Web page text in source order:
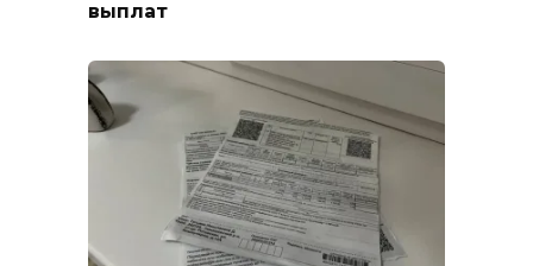
выплат